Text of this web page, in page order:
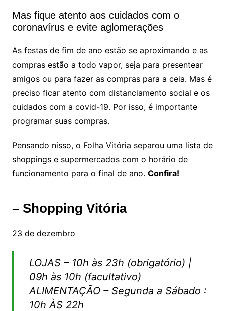
at
s
A
p
p
c
e
b
o
o
k
itt
er
ai
l
Mas fique atento aos cuidados com o
coronavírus e evite aglomerações
As festas de fim de ano estão se aproximando e as
compras estão a todo vapor, seja para presentear
amigos ou para fazer as compras para a ceia. Mas é
preciso ficar atento com distanciamento social e os
cuidados com a covid-19. Por isso, é importante
programar suas compras.
Pensando nisso, o Folha Vitória separou uma lista de
shoppings e supermercados com o horário de
funcionamento para o final de ano. Confira!
– Shopping Vitória
23 de dezembro
LOJAS – 10h às 23h (obrigatório) |
09h às 10h (facultativo)
ALIMENTAÇÃO – Segunda a Sábado :
10h ÀS 22h